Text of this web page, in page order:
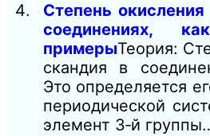
Степень
соединениях,
примерыТеория:
скандия в
Это определяется
периодической
элемент 3‑й